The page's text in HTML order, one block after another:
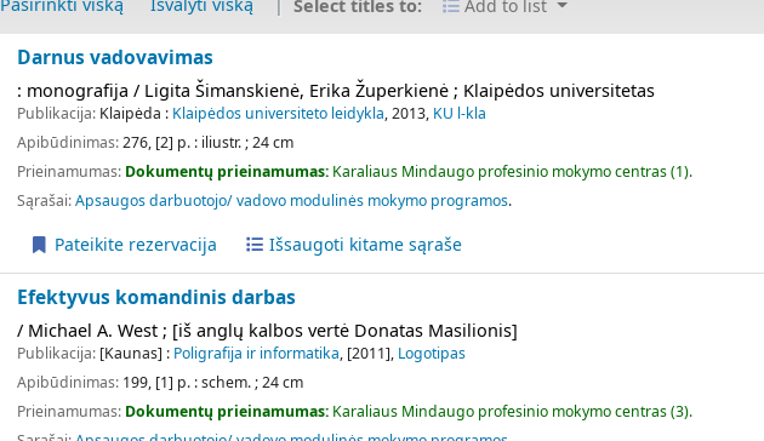
Select titles to: Add to list
Darnus vadovavimas
: monografija / Ligita Šimanskienė, Erika Župerkienė ; Klaipėdos universitetas
Publikacija: Klaipėda : Klaipėdos universiteto leidykla, 2013, KU l-kla
Apibūdinimas:276, [2] p. : iliustr. ; 24 cm
Prieinamumas: Dokumentų prieinamumas: Karaliaus Mindaugo profesinio mokymo centras(1).
Sąrašai:Apsaugos darbuotojo/ vadovo modulinės mokymo programos.
Pateikite rezervacija Išsaugoti kitame sąraše
Efektyvus komandinis darbas
/ Michael A. West ; [iš anglų kalbos vertė Donatas Masilionis]
Publikacija: [Kaunas] : Poligrafija ir informatika, [2011], Logotipas
Apibūdinimas: 199, [1] p. : schem. ; 24 cm
Prieinamumas: Dokumentų prieinamumas: Karaliaus Mindaugo profesinio mokymo centras(3).